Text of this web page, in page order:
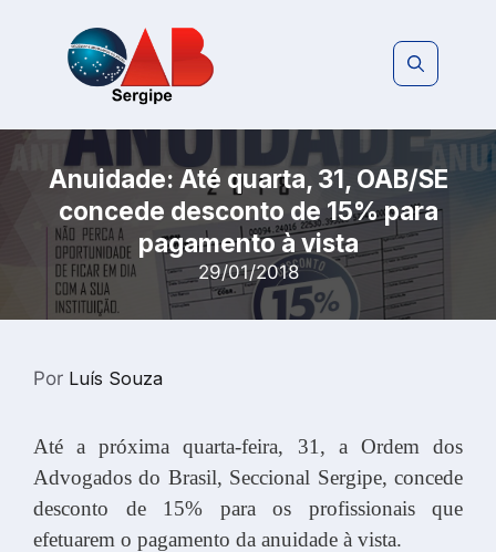
Anuidade: Até quarta, 31, OAB/SE
concede desconto de 15% para
pagamento à vista
29/01/2018
Por Luís Souza
Até a próxima quarta-feira, 31, a Ordem dos
Advogados do Brasil, Seccional Sergipe, concede
desconto de 15% para os profissionais que
efetuarem o pagamento da anuidade à vista.